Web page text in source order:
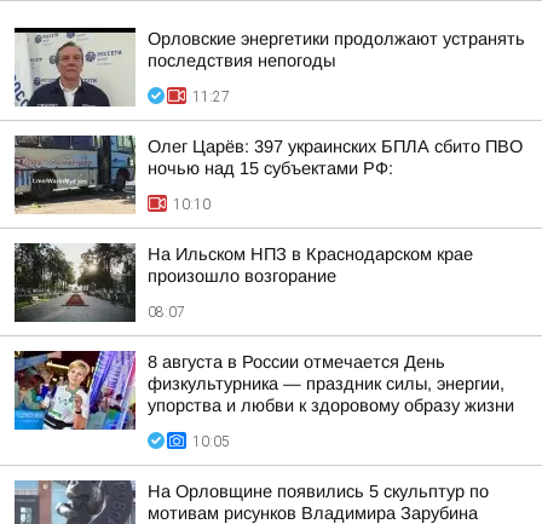
Орловские энергетики продолжают устранять
последствия непогоды
11:27
Олег Царёв: 397 украинских БПЛА сбито ПВО
ночью над 15 субъектами РФ:
10:10
На Ильском НПЗ в Краснодарском крае
произошло возгорание
08:07
8 августа в России отмечается День
физкультурника — праздник силы, энергии,
упорства и любви к здоровому образу жизни
10:05
На Орловщине появились 5 скульптур по
мотивам рисунков Владимира Зарубина